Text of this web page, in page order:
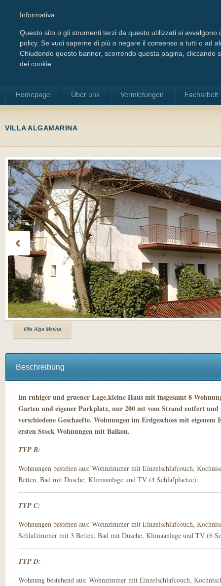
Homepage Über uns Vermietungen Facharbeit
VILLA ALGAMARINA
Villa Alga Marina
Beschreibung
Im ruhiger und gruener Lage,kleine Haus mit insgesamt 8
Garten und eigener Parkplatz, nur 200 mt vom Strand entfert und
verschiedene Geschaefte. Wohnungen im Erdgeschoss mit
ersten Stock Wohnungen mit Balkon.
TYP B:
Wohnungen bestehen aus: Wohnzimmer mit Einzelschlafcouch,
Betten, Bad mit Dusche, Klimaanlage und TV (4 Schlafplaetze).
TYP C:
Wohnungen bestehen aus: Wohnzimmer mit Einzelschlafcouch,
Schlafzimmer mit 3 Betten, Bad mit Dusche, Klimaanlage und TV (6
TYP D:
Wohnung bestehend aus: Wohnzimmer mit Einzelschlafcouch,
Informativa
Questo sito o gli strumenti terzi da questo utilizzati si
policy. Se vuoi saperne di più o negare il consenso a tutti o ad
Chiudendo questo banner, scorrendo questa pagina, cliccando
dei cookie.